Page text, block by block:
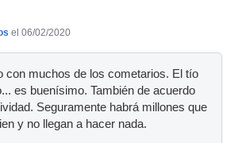
el 06/02/2020
con muchos de los cometarios. El tío
es buenísimo. También de acuerdo
Seguramente habrá millones que
y no llegan a hacer nada.